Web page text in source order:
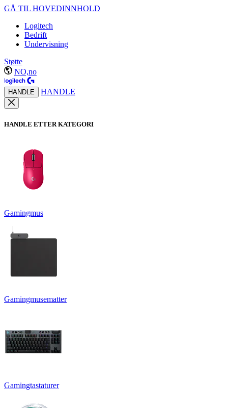
GÅ TIL HOVEDINNHOLD
Logitech
Bedrift
Undervisning
Støtte
NO,no
HANDLE HANDLE
HANDLE ETTER KATEGORI
Gamingmus
Gamingmusematter
Gamingtastaturer